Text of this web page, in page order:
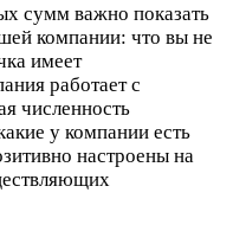
сумм важно показать
компании: что вы не
имеет
работает с
численность
у компании есть
настроены на